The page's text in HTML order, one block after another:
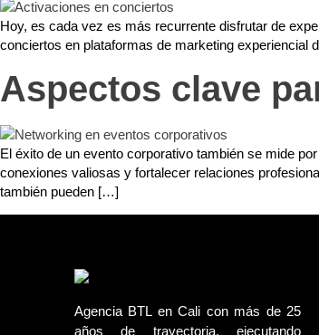
Hoy, es cada vez es más recurrente disfrutar de
conciertos en plataformas de marketing
Aspectos clave
El éxito de un evento corporativo también se mide
conexiones valiosas y fortalecer relaciones
también pueden […]
Agencia BTL en Cali con más de 25
años de trayectoria, ejecutando